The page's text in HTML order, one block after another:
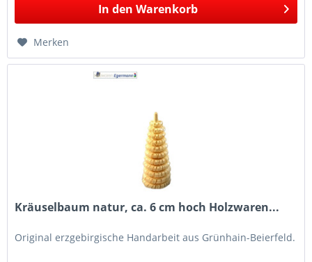
In den Warenkorb
Merken
Kräuselbaum natur, ca. 6 cm hoch Holzwaren...
Original erzgebirgische Handarbeit aus Grünhain-Beierfeld.